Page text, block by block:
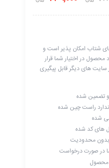
شتاب امکان پذیر است و
محصول در اختیار شما قرار
های دیگر قابل پیگیری
راست چین شده
شده
های کد شده
بدون محدودیت
در صورت درخواست
محصول